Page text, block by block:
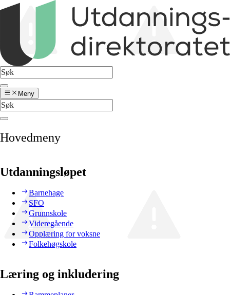
Meny
Hovedmeny
Utdanningsløpet
Barnehage
SFO
Grunnskole
Videregående
Opplæring for voksne
Folkehøgskole
Læring og inkludering